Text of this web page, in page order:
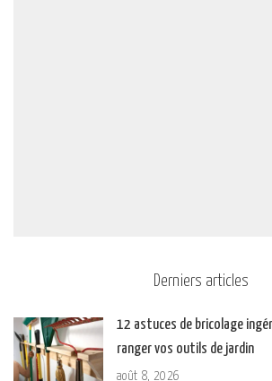
Derniers articles
12 astuces de bricolage
ranger vos outils de jardin
août 8, 2026